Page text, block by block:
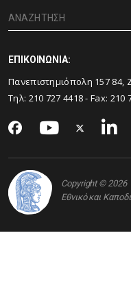
ΕΠΙΚΟΙΝΩΝΙΑ:
Πανεπιστημιόπολη 157
Τηλ: 210 727 4418- Fax: 210
Copyright © 2026
Εθνικό και